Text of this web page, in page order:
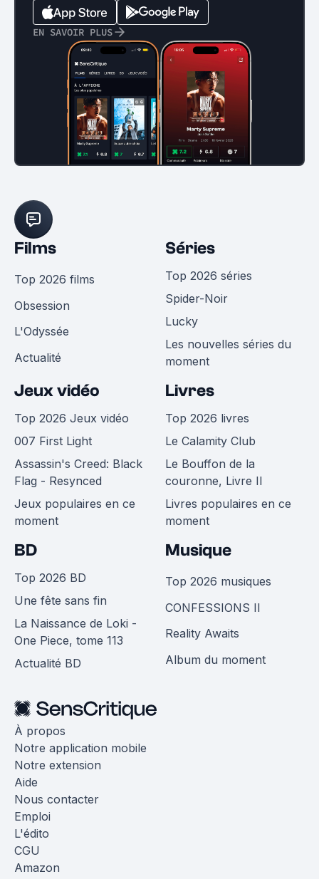
EN SAVOIR PLUS
Films
Top 2026 films
Obsession
L'Odyssée
Actualité
Séries
Top 2026 séries
Spider-Noir
Lucky
Les nouvelles séries du
moment
Jeux vidéo
Top 2026 Jeux vidéo
007 First Light
Assassin's Creed: Black
Flag - Resynced
Jeux populaires en ce
moment
Livres
Top 2026 livres
Le Calamity Club
Le Bouffon de la
couronne, Livre II
Livres populaires en ce
moment
BD
Top 2026 BD
Une fête sans fin
La Naissance de Loki -
One Piece, tome 113
Actualité BD
Musique
Top 2026 musiques
CONFESSIONS II
Reality Awaits
Album du moment
À propos
Notre application mobile
Notre extension
Aide
Nous contacter
Emploi
L'édito
CGU
Amazon